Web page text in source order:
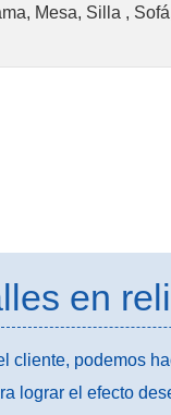
Mesa, Silla ,
en
cliente, podemos
lograr el efecto